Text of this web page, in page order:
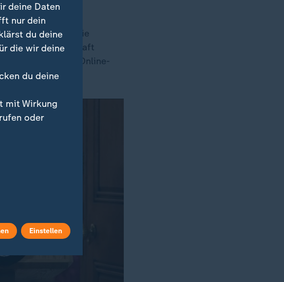
Starmer, kündigte
16 Jahren an. Die
Anfang 2027 in Kraft
16 Jahren für Online-
deine Daten
nur dein
du deine
die wir deine
du deine
mit Wirkung
oder
Einstellen